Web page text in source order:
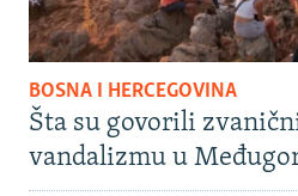
BOSNA I HERCEGOVINA
Šta su govorili
vandalizmu u